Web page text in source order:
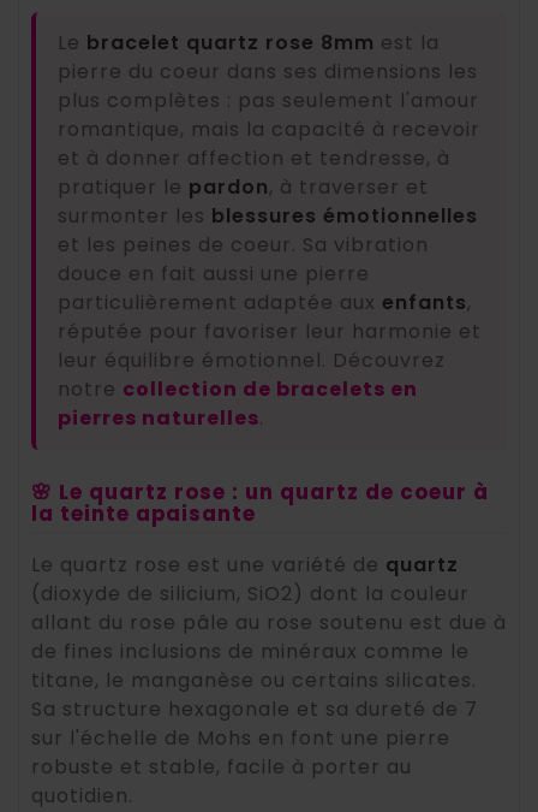
Le bracelet quartz rose 8mm est la
pierre du coeur dans ses dimensions les
plus complètes : pas seulement l'amour
romantique, mais la capacité à recevoir
et à donner affection et tendresse, à
pratiquer le pardon, à traverser et
surmonter les blessures émotionnelles
et les peines de coeur. Sa vibration
douce en fait aussi une pierre
particulièrement adaptée aux enfants,
réputée pour favoriser leur harmonie et
leur équilibre émotionnel. Découvrez
notre collection de bracelets en
pierres naturelles.
🌸 Le quartz rose : un quartz de coeur à
la teinte apaisante
Le quartz rose est une variété de quartz
(dioxyde de silicium, SiO2) dont la couleur
allant du rose pâle au rose soutenu est due à
de fines inclusions de minéraux comme le
titane, le manganèse ou certains silicates.
Sa structure hexagonale et sa dureté de 7
sur l'échelle de Mohs en font une pierre
robuste et stable, facile à porter au
quotidien.